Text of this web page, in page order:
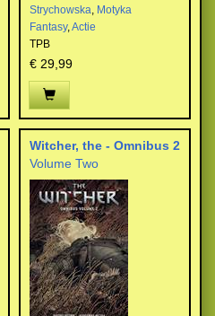
Strychowska, Motyka
Fantasy,Actie
TPB
€ 29,99
Witcher, the - Omnibus 2
Volume Two